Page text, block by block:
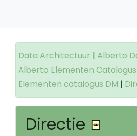
Data Architectuur | Alberto
Alberto Elementen Catalogus
Elementen catalogus DM |
Directie